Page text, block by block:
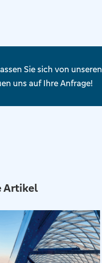
Sie sich von unseren
uns auf Ihre Anfrage!
Artikel